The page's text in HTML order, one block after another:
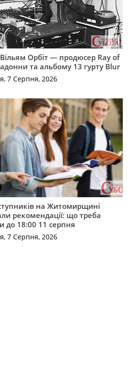
Орбіт — продюсер Ray of
та альбому 13 гурту Blur
7 Серпня, 2026
на Житомирщині
рекомендації: що треба
до 18:00 11 серпня
7 Серпня, 2026